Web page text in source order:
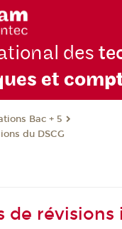
des
et com
Bac + 5
du DSCG
de révisions